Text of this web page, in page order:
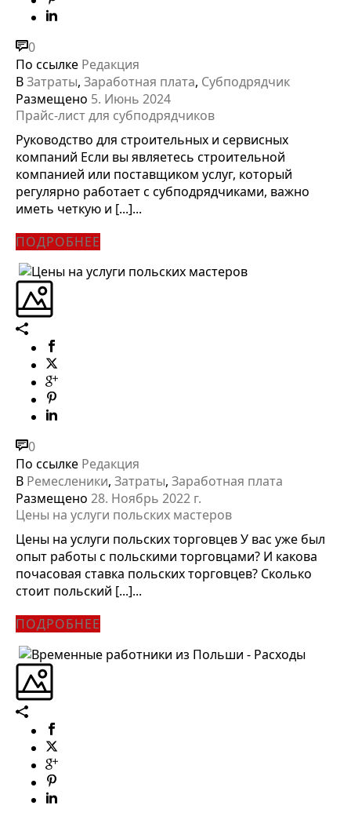
0
По ссылке Редакция
ВЗатраты, Заработная плата, Субподрядчик
Размещено 5. Июнь 2024
Прайс-лист для субподрядчиков
Руководство для строительных и сервисных
компаний Если вы являетесь строительной
компанией или поставщиком услуг, который
регулярно работает с субподрядчиками, важно
иметь четкую и [...]...
ПОДРОБНЕЕ
0
По ссылке Редакция
В Ремесленики, Затраты, Заработная плата
Размещено 28. Ноябрь 2022 г.
Цены на услуги польских мастеров
Цены на услуги польских торговцев У вас уже был
опыт работы с польскими торговцами? И какова
почасовая ставка польских торговцев? Сколько
стоит польский [...]...
ПОДРОБНЕЕ